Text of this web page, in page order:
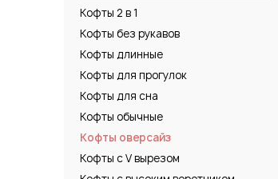
Кофты 2 в 1
Кофты без рукавов
Кофты длинные
Кофты для прогулок
Кофты для сна
Кофты обычные
Кофты оверсайз
Кофты с V вырезом